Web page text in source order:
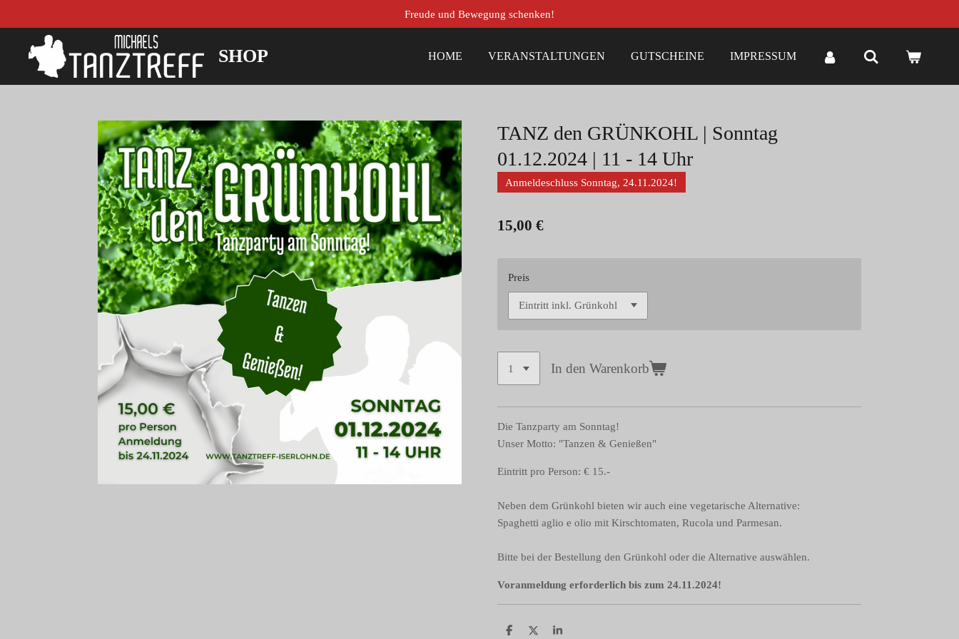
Hauptinhalt
springen
Freude und Bewegung schenken!
SHOP HOME VERANSTALTUNGEN GUTSCHEINE IMPRESSUM
TANZ den GRÜNKOHL | Sonntag
01.12.2024 | 11 - 14 Uhr
Anmeldeschluss Sonntag, 24.11.2024!
15,00 €
Preis
In den Warenkorb
Die Tanzparty am Sonntag!
Unser Motto: "Tanzen & Genießen"
Eintritt pro Person: € 15.-
Neben dem Grünkohl bieten wir auch eine vegetarische Alternative:
Spaghetti aglio e olio mit Kirschtomaten, Rucola und Parmesan.
Bitte bei der Bestellung den Grünkohl oder die Alternative auswählen.
Voranmeldung erforderlich bis zum 24.11.2024!
T T T